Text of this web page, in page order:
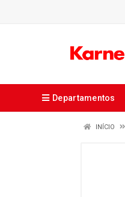
Departamentos
INÍCIO